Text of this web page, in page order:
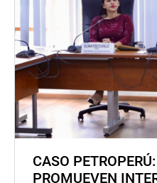
CASO
PROMUEVEN